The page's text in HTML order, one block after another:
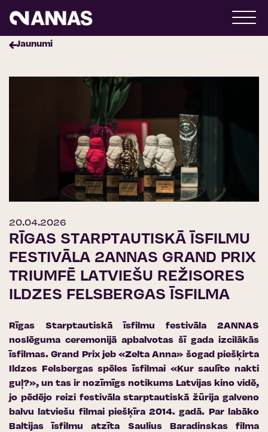
Jaunumi
20.04.2026
RĪGAS STARPTAUTISKĀ ĪSFILMU
FESTIVĀLA 2ANNAS GRAND PRIX
TRIUMFĒ LATVIEŠU REŽISORES
ILDZES FELSBERGAS ĪSFILMA
Rīgas Starptautiskā īsfilmu festivāla 2ANNAS
noslēguma ceremonijā apbalvotas šī gada izcilākās
īsfilmas. Grand Prix jeb «Zelta Anna» šogad piešķirta
Ildzes Felsbergas spēles īsfilmai «Kur saulīte nakti
guļ?», un tas ir nozīmīgs notikums Latvijas kino vidē,
jo pēdējo reizi festivāla starptautiskā žūrija galveno
balvu latviešu filmai piešķīra 2014. gadā. Par labāko
Baltijas īsfilmu atzīta Saulius Baradinskas filma